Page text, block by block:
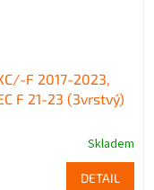
F 2017-2023,
F 21-23 (3vrstvý)
Skladem
DETAIL